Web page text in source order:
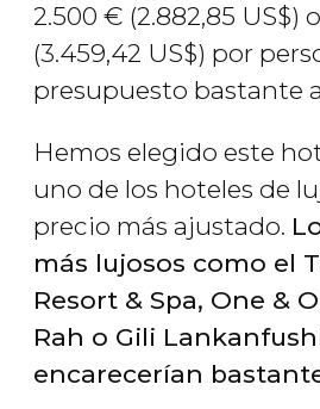
2.500 € (2.882,85 US$)
(3.459,42 US$) por
presupuesto bastante
Hemos elegido este
uno de los hoteles de
precio más ajustado.
más lujosos como el
Resort & Spa, One &
Rah o Gili
encarecerían